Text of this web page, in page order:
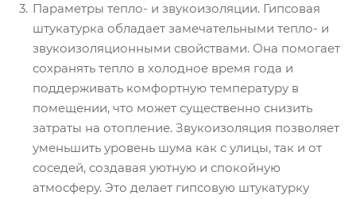
Параметры тепло- и звукоизоляции. Гипсовая
штукатурка обладает замечательными тепло- и
звукоизоляционными свойствами. Она помогает
сохранять тепло в холодное время года и
поддерживать комфортную температуру в
помещении, что может существенно снизить
затраты на отопление. Звукоизоляция позволяет
уменьшить уровень шума как с улицы, так и от
соседей, создавая уютную и спокойную
атмосферу. Это делает гипсовую штукатурку